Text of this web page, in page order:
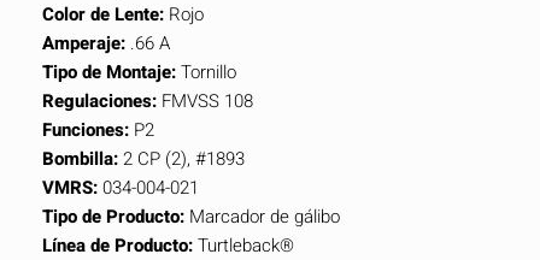
Color de Lente: Rojo
Amperaje: .66 A
Tipo de Montaje:Tornillo
Regulaciones: FMVSS 108
Funciones: P2
Bombilla:2 CP (2), #1893
VMRS:034-004-021
Tipo de Producto: Marcador de gálibo
Línea de Producto:Turtleback®